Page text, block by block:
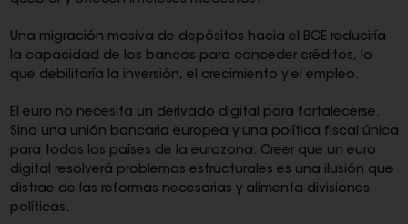
Una migración masiva de depósitos hacia el BCE reduciría
la capacidad de los bancos para conceder créditos, lo
que debilitaría la inversión, el crecimiento y el empleo.
El euro no necesita un derivado digital para fortalecerse.
Sino una unión bancaria europea y una política fiscal única
para todos los países de la eurozona. Creer que un euro
digital resolverá problemas estructurales es una ilusión que
distrae de las reformas necesarias y alimenta divisiones
políticas.